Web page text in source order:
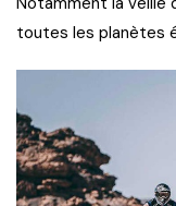
toutes les planètes